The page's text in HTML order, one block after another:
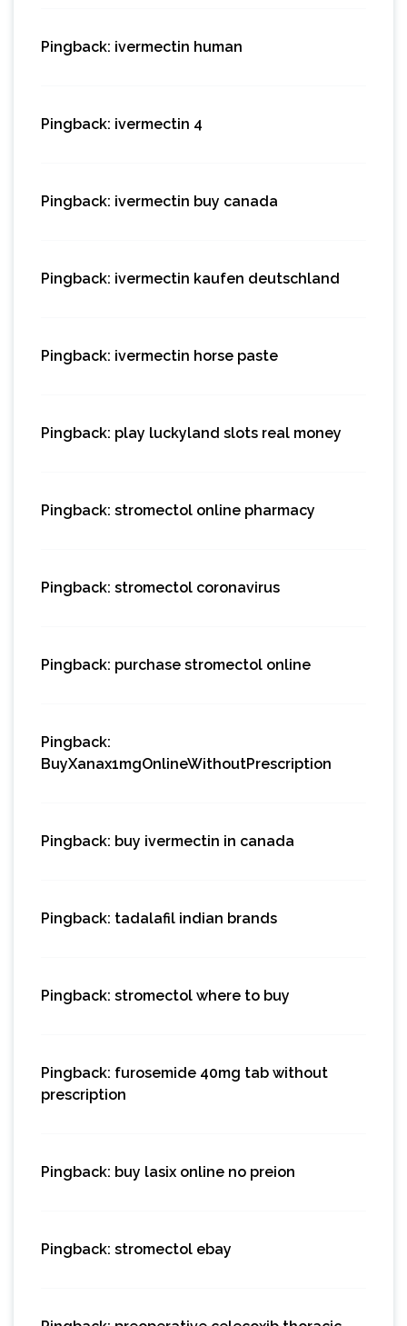
Pingback: ivermectin human
Pingback: ivermectin 4
Pingback: ivermectin buy canada
Pingback: ivermectin kaufen deutschland
Pingback: ivermectin horse paste
Pingback: play luckyland slots real money
Pingback: stromectol online pharmacy
Pingback: stromectol coronavirus
Pingback: purchase stromectol online
Pingback:
BuyXanax1mgOnlineWithoutPrescription
Pingback: buy ivermectin in canada
Pingback: tadalafil indian brands
Pingback: stromectol where to buy
Pingback: furosemide 40mg tab without
prescription
Pingback: buy lasix online no preion
Pingback: stromectol ebay